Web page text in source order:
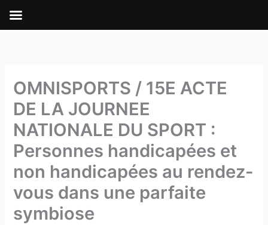
OMNISPORTS / 15E ACTE
DE LA JOURNEE
NATIONALE DU SPORT :
Personnes handicapées et
non handicapées au rendez-
vous dans une parfaite
symbiose